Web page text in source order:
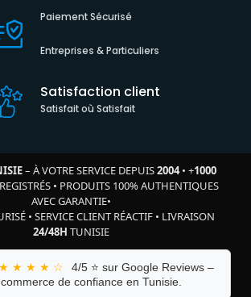
Paiement Sécurisé
Entreprises & Particuliers
Satisfaction client
Satisfait où Satisfait
– À VOTRE SERVICE DEPUIS2004• +1000
• PRODUITS 100% AUTHENTIQUES
AVEC GARANTIE•
• SERVICE CLIENT RÉACTIF • LIVRAISON
24/48H TUNISIE
★ ★ ★ ★ ☆
4/5 ⭐ sur Google Reviews –
de confiance en Tunisie.